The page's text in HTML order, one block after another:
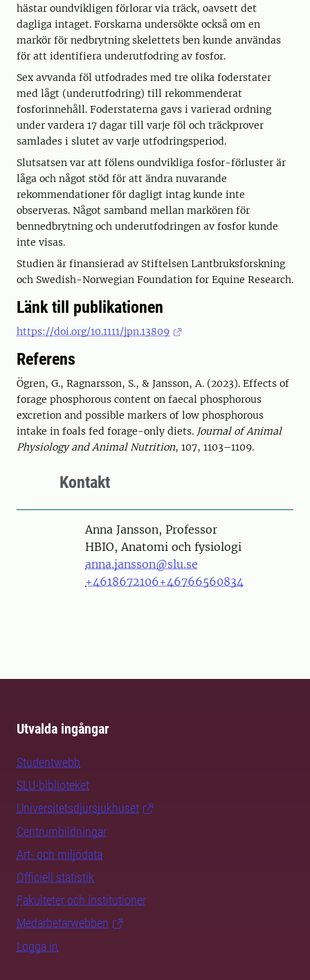
hästar oundvikligen förlorar via träck, oavsett det
dagliga intaget. Forskarna undersökte också om en
markör för nedbrytning skelettets ben kunde användas
för att identifiera underutfodring av fosfor.
Sex avvanda föl utfodrades med tre olika foderstater
med lågt (underutfodring) till rekommenderat
fosforinnehåll. Foderstaterna gavs i varierad ordning
under vardera 17 dagar till varje föl och träckprover
samlades i slutet av varje utfodringsperiod.
Slutsatsen var att fölens oundvikliga fosfor-förluster är
låga och något stöd för att ändra nuvarande
rekommendationer för dagligt intag kunde inte
observeras. Något samband mellan markören för
bennedbrytning och underutfodringen av fosfor kunde
inte visas.
Studien är finansierad av Stiftelsen Lantbruksforskning
och Swedish-Norwegian Foundation for Equine Research.
Länk till publikationen
https://doi.org/10.1111/jpn.13809
Referens
Ögren, G., Ragnarsson, S., & Jansson, A. (2023). Effects of
forage phosphorous content on faecal phosphorous
excretion and possible markers of low phosphorous
intake in foals fed forage-only diets. Journal of Animal
Physiology and Animal Nutrition, 107, 1103–1109.
Kontakt
PersonAnna Jansson, Professor
HBIO, Anatomi och fysiologi
anna.jansson@slu.se
+4618672106+46766560834
Utvalda ingångar
Studentwebb
SLU-biblioteket
Universitetsdjursjukhuset
Centrumbildningar
Art- och miljödata
Officiell statistik
Fakulteter och institutioner
Medarbetarwebben
Logga in